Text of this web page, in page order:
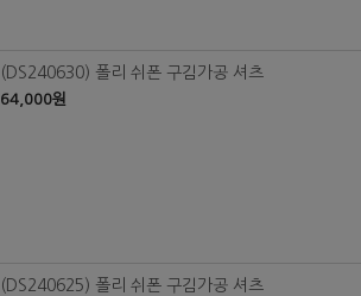
(DS240630) 폴리 쉬폰 구김가공 셔츠
64,000원
(DS240625) 폴리 쉬폰 구김가공 셔츠